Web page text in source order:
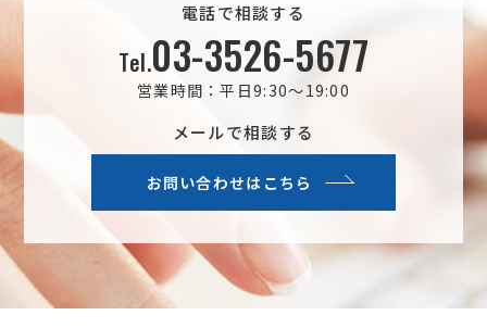
電話で相談する
Tel.03-3526-5677
営業時間：平日9:30～19:00
メールで相談する
お問い合わせはこちら